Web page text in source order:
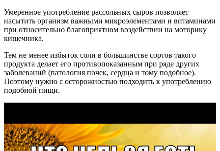
Умеренное употребление рассольных сыров позволяет
насытить организм важными микроэлементами и витаминами
при относительно благоприятном воздействии на моторику
кишечника.
Тем не менее избыток соли в большинстве сортов такого
продукта делает его противопоказанным при ряде других
заболеваний (патология почек, сердца и тому подобное).
Поэтому нужно с осторожностью подходить к употреблению
подобной пищи.